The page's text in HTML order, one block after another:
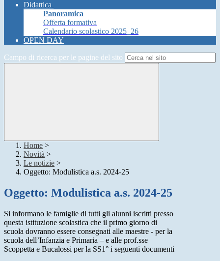
Didattica
Panoramica
Offerta formativa
Calendario scolastico 2025_26
OPEN DAY
Campo di ricerca per le pagine del sito
Home >
Novità >
Le notizie >
Oggetto: Modulistica a.s. 2024-25
Oggetto: Modulistica a.s. 2024-25
Si informano le famiglie di tutti gli alunni iscritti presso
questa istituzione scolastica che il primo giorno di
scuola dovranno essere consegnati alle maestre - per la
scuola dell’Infanzia e Primaria – e alle prof.sse
Scoppetta e Bucalossi per la SS1° i seguenti documenti